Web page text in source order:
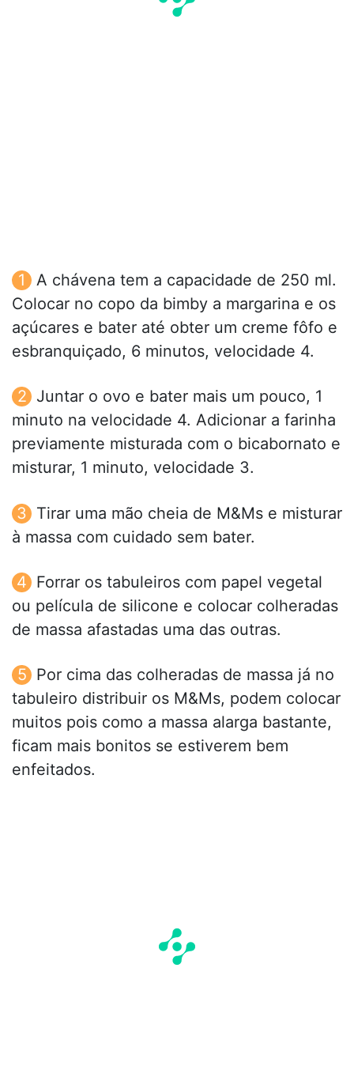
A chávena tem a capacidade de 250 ml.
Colocar no copo da bimby a margarina e os
açúcares e bater até obter um creme fôfo e
esbranquiçado, 6 minutos, velocidade 4.
Juntar o ovo e bater mais um pouco, 1
minuto na velocidade 4. Adicionar a farinha
previamente misturada com o bicabornato e
misturar, 1 minuto, velocidade 3.
Tirar uma mão cheia de M&Ms e misturar
à massa com cuidado sem bater.
Forrar os tabuleiros com papel vegetal
ou película de silicone e colocar colheradas
de massa afastadas uma das outras.
Por cima das colheradas de massa já no
tabuleiro distribuir os M&Ms, podem colocar
muitos pois como a massa alarga bastante,
ficam mais bonitos se estiverem bem
enfeitados.